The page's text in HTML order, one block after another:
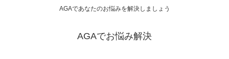
AGAであなたのお悩みを解決しましょう
AGAでお悩み解決